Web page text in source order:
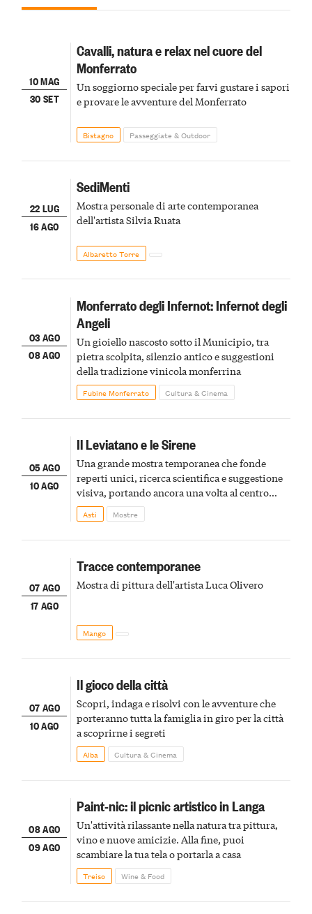
10 MAG
30 SET
Cavalli, natura e relax nel cuore del
Monferrato
Un soggiorno speciale per farvi gustare i sapori
e provare le avventure del Monferrato
Bistagno Passeggiate & Outdoor
22 LUG
16 AGO
SediMenti
Mostra personale di arte contemporanea
dell'artista Silvia Ruata
Albaretto Torre
03 AGO
08 AGO
Monferrato degli Infernot: Infernot degli
Angeli
Un gioiello nascosto sotto il Municipio, tra
pietra scolpita, silenzio antico e suggestioni
della tradizione vinicola monferrina
Fubine Monferrato Cultura & Cinema
05 AGO
10 AGO
Il Leviatano e le Sirene
Una grande mostra temporanea che fonde
reperti unici, ricerca scientifica e suggestione
visiva, portando ancora una volta al centro
della scena le meraviglie del passato astigiano
Asti Mostre
07 AGO
17 AGO
Tracce contemporanee
Mostra di pittura dell'artista Luca Olivero
Mango
07 AGO
10 AGO
Il gioco della città
Scopri, indaga e risolvi con le avventure che
porteranno tutta la famiglia in giro per la città
a scoprirne i segreti
Alba Cultura & Cinema
08 AGO
09 AGO
Paint-nic: il picnic artistico in Langa
Un'attività rilassante nella natura tra pittura,
vino e nuove amicizie. Alla fine, puoi
scambiare la tua tela o portarla a casa
Treiso Wine & Food